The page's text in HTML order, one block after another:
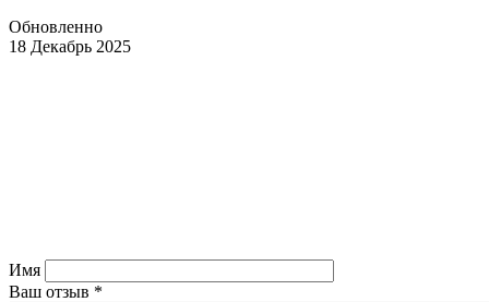
Обновленно
18 Декабрь 2025
Имя
Ваш отзыв *